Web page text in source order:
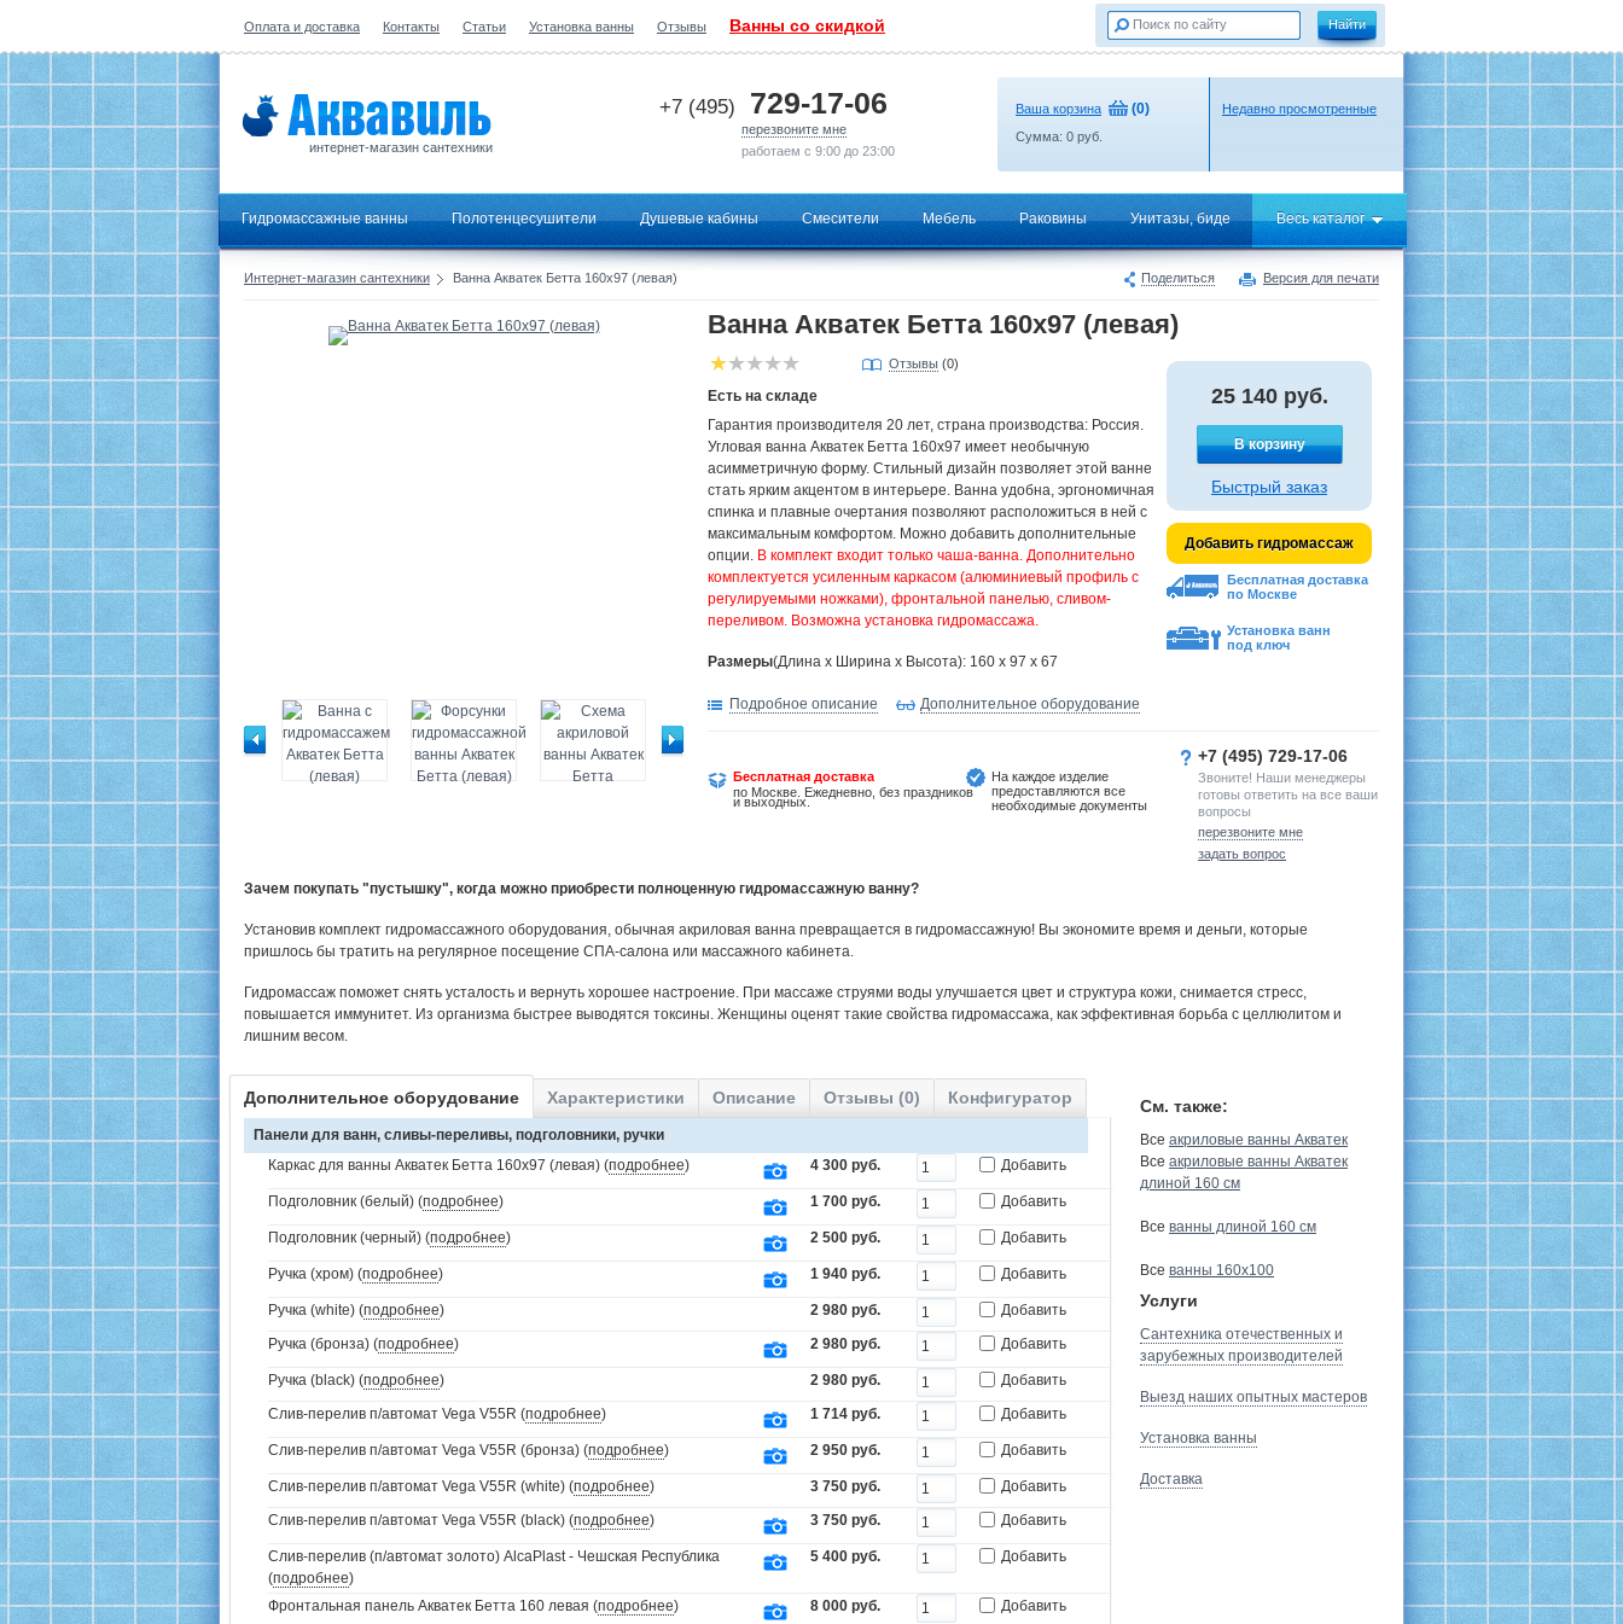
Оплата и доставка Контакты Статьи Установка ванны Отзывы Ванны со скидкой
интернет-магазин сантехники
+7 (495) 729-17-06
перезвоните мне
работаем с 9:00 до 23:00
Ваша корзина (0)
Сумма: 0 руб.
Недавно просмотренные
Гидромассажные ванны Полотенцесушители Душевые кабины Смесители Мебель Раковины Унитазы, биде Весь каталог
Поделиться Версия для печати
Интернет-магазин сантехники Ванна Акватек Бетта 160х97 (левая)
Ванна Акватек Бетта 160х97 (левая)
Отзывы (0)
Есть на складе
Гарантия производителя 20 лет, страна производства: Россия.
Угловая ванна Акватек Бетта 160х97 имеет необычную
асимметричную форму. Стильный дизайн позволяет этой ванне
стать ярким акцентом в интерьере. Ванна удобна, эргономичная
спинка и плавные очертания позволяют расположиться в ней с
максимальным комфортом. Можно добавить дополнительные
опции. В комплект входит только чаша-ванна. Дополнительно
комплектуется усиленным каркасом (алюминиевый профиль с
регулируемыми ножками), фронтальной панелью, сливом-
переливом. Возможна установка гидромассажа.
Размеры(Длина х Ширина х Высота): 160 x 97 x 67
25 140 руб.
В корзину
Быстрый заказ
Добавить гидромассаж
Бесплатная доставка
по Москве
Установка ванн
под ключ
Подробное описание Дополнительное оборудование
Бесплатная доставка
по Москве. Ежедневно, без праздников
и выходных.
На каждое изделие
предоставляются все
необходимые документы
+7 (495) 729-17-06
Звоните! Наши менеджеры
готовы ответить на все ваши
вопросы
перезвоните мне
задать вопрос
Зачем покупать "пустышку", когда можно приобрести полноценную гидромассажную ванну?
Установив комплект гидромассажного оборудования, обычная акриловая ванна превращается в гидромассажную! Вы экономите время и деньги, которые
пришлось бы тратить на регулярное посещение СПА-салона или массажного кабинета.
Гидромассаж поможет снять усталость и вернуть хорошее настроение. При массаже струями воды улучшается цвет и структура кожи, снимается стресс,
повышается иммунитет. Из организма быстрее выводятся токсины. Женщины оценят такие свойства гидромассажа, как эффективная борьба с целлюлитом и
лишним весом.
Дополнительное оборудование Характеристики Описание Отзывы (0) Конфигуратор
Панели для ванн, сливы-переливы, подголовники, ручки
Каркас для ванны Акватек Бетта 160х97 (левая) (подробнее) 4 300 руб. Добавить
Подголовник (белый) (подробнее) 1 700 руб. Добавить
Подголовник (черный) (подробнее) 2 500 руб. Добавить
Ручка (хром) (подробнее) 1 940 руб. Добавить
Ручка (white) (подробнее) 2 980 руб.
Добавить
Ручка (бронза) (подробнее) 2 980 руб. Добавить
Ручка (black) (подробнее) 2 980 руб.
Добавить
Слив-перелив п/автомат Vega V55R (подробнее) 1 714 руб. Добавить
Слив-перелив п/автомат Vega V55R (бронза) (подробнее) 2 950 руб. Добавить
Слив-перелив п/автомат Vega V55R (white) (подробнее) 3 750 руб.
Добавить
Слив-перелив п/автомат Vega V55R (black) (подробнее) 3 750 руб. Добавить
Слив-перелив (п/автомат золото) AlcaPlast - Чешская Республика
(подробнее)
5 400 руб. Добавить
Фронтальная панель Акватек Бетта 160 левая (подробнее) 8 000 руб. Добавить
См. также:
Все акриловые ванны Акватек
Все акриловые ванны Акватек
длиной 160 см
Все ванны длиной 160 см
Все ванны 160х100
Услуги
Сантехника отечественных и
зарубежных производителей
Выезд наших опытных мастеров
Установка ванны
Доставка